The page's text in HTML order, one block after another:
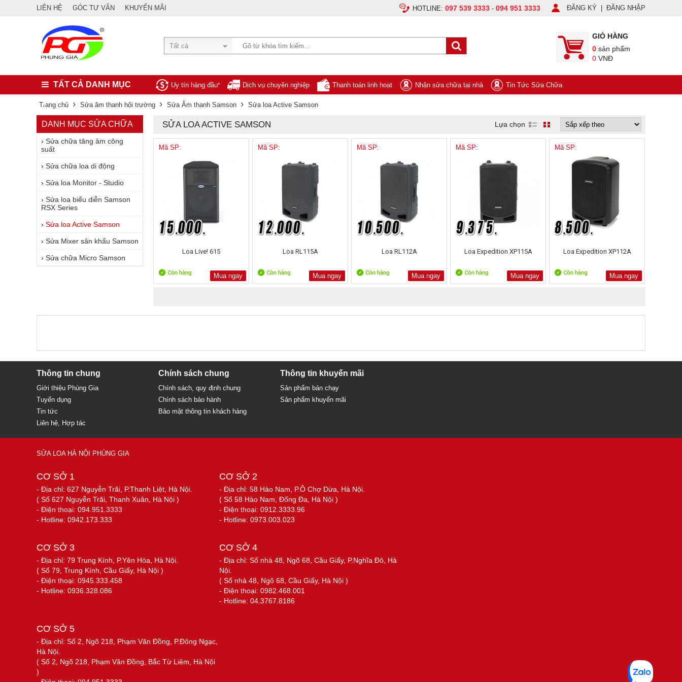
LIÊN HỆ GÓC TƯ VẤN KHUYẾN MÃI HOTLINE: 097 539 3333 - 094 951 3333 ĐĂNG KÝ ĐĂNG NHẬP
Tất cả
GIỎ HÀNG
0 sản phẩm
0 VNĐ
TẤT CẢ DANH MỤC Uy tín hàng đầu* Dịch vụ chuyên nghiệp Thanh toán linh hoạt Nhận sửa chữa tại nhà Tin Tức Sửa Chữa
Trang chủ Sửa âm thanh hội trường Sửa Âm thanh Samson Sửa loa Active Samson
DANH MỤC SỬA CHỮA
› Sửa chữa tăng âm công
suất
› Sửa chữa loa di động
› Sửa loa Monitor - Studio
› Sửa loa biểu diễn Samson
RSX Series
› Sửa loa Active Samson
› Sửa Mixer sân khấu Samson
› Sửa chữa Micro Samson
SỬA LOA ACTIVE SAMSON Lựa chọn
Mã SP:
Loa Live! 615
Mua ngay
Mã SP:
Loa RL115A
Mua ngay
Mã SP:
Loa RL112A
Mua ngay
Mã SP:
Loa Expedition XP115A
Mua ngay
Mã SP:
Loa Expedition XP112A
Mua ngay
Thông tin chung
Giới thiệu Phùng Gia
Tuyển dụng
Tin tức
Liên hệ, Hợp tác
Chính sách chung
Chính sách, quy định chung
Chính sách bảo hành
Bảo mật thông tin khách hàng
Thông tin khuyến mãi
Sản phẩm bán chạy
Sản phẩm khuyến mãi
SỬA LOA HÀ NỘI PHÙNG GIA
CƠ SỞ 1
- Địa chỉ: 627 Nguyễn Trãi, P.Thanh Liệt, Hà Nội.
( Số 627 Nguyễn Trãi, Thanh Xuân, Hà Nội )
- Điện thoại: 094.951.3333
- Hotline: 0942.173.333
CƠ SỞ 2
- Địa chỉ: 58 Hào Nam, P.Ô Chợ Dừa, Hà Nội.
( Số 58 Hào Nam, Đống Đa, Hà Nội )
- Điện thoại: 0912.3333.96
- Hotline: 0973.003.023
CƠ SỞ 3
- Địa chỉ: 79 Trung Kính, P.Yên Hòa, Hà Nội.
( Số 79, Trung Kính, Cầu Giấy, Hà Nội )
- Điện thoại: 0945.333.458
- Hotline: 0936.328.086
CƠ SỞ 4
- Địa chỉ: Số nhà 48, Ngõ 68, Cầu Giấy, P.Nghĩa Đô, Hà
Nội.
( Số nhà 48, Ngõ 68, Cầu Giấy, Hà Nội )
- Điện thoại: 0982.468.001
- Hotline: 04.3767.8186
CƠ SỞ 5
- Địa chỉ: Số 2, Ngõ 218, Phạm Văn Đồng, P.Đông Ngạc,
Hà Nội.
( Số 2, Ngõ 218, Phạm Văn Đồng, Bắc Từ Liêm, Hà Nội
)